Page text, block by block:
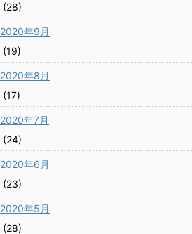
(28)
2020年9月
(19)
2020年8月
(17)
2020年7月
(24)
2020年6月
(23)
2020年5月
(28)